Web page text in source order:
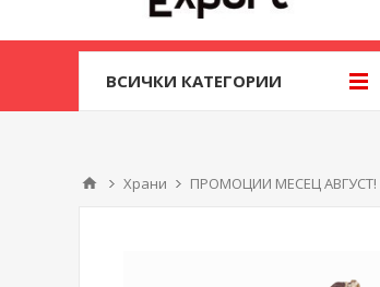
ВСИЧКИ КАТЕГОРИИ
Храни ПРОМОЦИИ МЕСЕЦ АВГУСТ!